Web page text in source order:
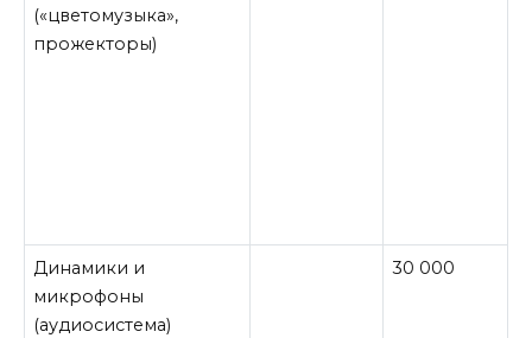
(«цветомузыка»,
прожекторы)
Динамики и
микрофоны
(аудиосистема)
30 000